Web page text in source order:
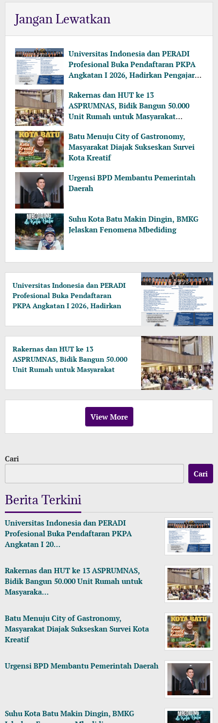
Jangan Lewatkan
Universitas Indonesia dan PERADI
Profesional Buka Pendaftaran PKPA
Angkatan I 2026, Hadirkan Pengajar
Rakernas dan HUT ke 13
ASPRUMNAS, Bidik Bangun 50.000
Unit Rumah untuk Masyarakat
Batu Menuju City of Gastronomy,
Masyarakat Diajak Sukseskan Survei
Kota Kreatif
Urgensi BPD Membantu Pemerintah
Daerah
Suhu Kota Batu Makin Dingin, BMKG
Jelaskan Fenomena Mbediding
Universitas Indonesia dan PERADI
Profesional Buka Pendaftaran
PKPA Angkatan I 2026, Hadirkan
hingga KPK
Rakernas dan HUT ke 13
ASPRUMNAS, Bidik Bangun 50.000
Unit Rumah untuk Masyarakat
View More
Cari
Cari
Berita Terkini
Universitas Indonesia dan PERADI
Profesional Buka Pendaftaran PKPA
Angkatan I 20…
Rakernas dan HUT ke 13 ASPRUMNAS,
Bidik Bangun 50.000 Unit Rumah untuk
Masyaraka…
Batu Menuju City of Gastronomy,
Masyarakat Diajak Sukseskan Survei Kota
Kreatif
Urgensi BPD Membantu Pemerintah Daerah
Suhu Kota Batu Makin Dingin, BMKG